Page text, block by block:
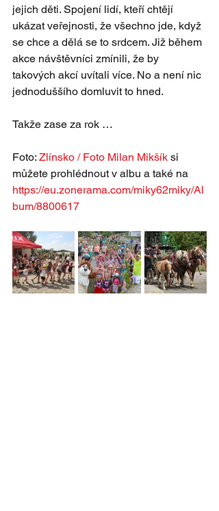
jejich děti. Spojení lidí, kteří chtějí
ukázat veřejnosti, že všechno jde, když
se chce a dělá se to srdcem. Již během
akce návštěvníci zmínili, že by
takových akcí uvítali více. No a není nic
jednoduššího domluvit to hned.
Takže zase za rok …
Foto: Zlínsko / Foto Milan Mikšík si
můžete prohlédnout v albu a také na
https://eu.zonerama.com/miky62miky/Al
bum/8800617